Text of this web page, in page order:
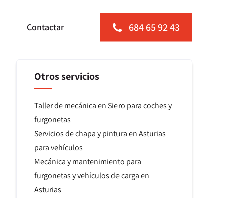
684 65 92 43
Contactar
Otros servicios
Taller de mecánica en Siero para coches y
furgonetas
Servicios de chapa y pintura en Asturias
para vehículos
Mecánica y mantenimiento para
furgonetas y vehículos de carga en
Asturias